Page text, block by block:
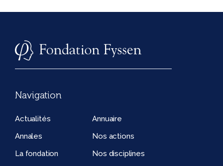
Navigation
Actualités
Annuaire
Annales
Nos actions
La fondation
Nos disciplines